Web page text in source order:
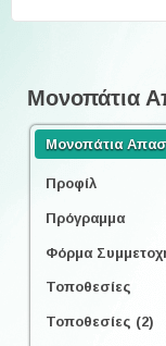
Μονοπάτια
Μονοπάτια
Προφίλ
Πρόγραμμα
Φόρμα
Τοποθεσίες
Τοποθεσίες (2)